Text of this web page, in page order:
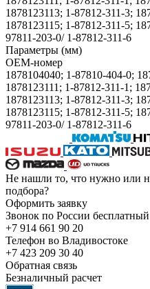
1878123113; 1-87812-311-3;
1878123115; 1-87812-311-5;
97811-203-0/ 1-87812-311-6
Параметры (мм)
OEM-номер
1878104040; 1-87810-404-0;
1878123111; 1-87812-311-1;
1878123113; 1-87812-311-3;
1878123115; 1-87812-311-5;
97811-203-0/ 1-87812-311-6
Не нашли то, что нужно или
подбора?
Оформить заявку
Звонок по России бесплатный
+7 914 661 90 20
Телефон во Владивостоке
+7 423 209 30 40
Обратная связь
Безналичный расчет